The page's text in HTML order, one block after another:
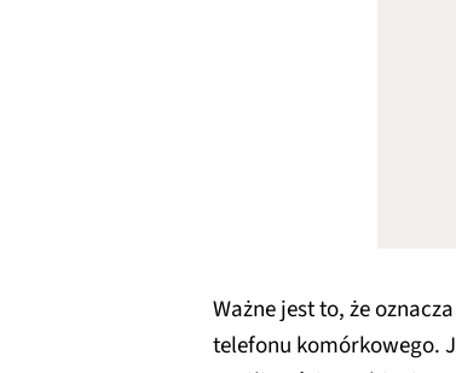
Ważne jest to, że
telefonu komórkowego.